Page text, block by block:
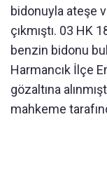
bidonuyla ateşe
çıkmıştı. 03 HK
benzin bidonu
Harmancık İlçe
gözaltına
mahkeme